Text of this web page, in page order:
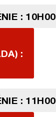
: 10H00
:
: 11H00